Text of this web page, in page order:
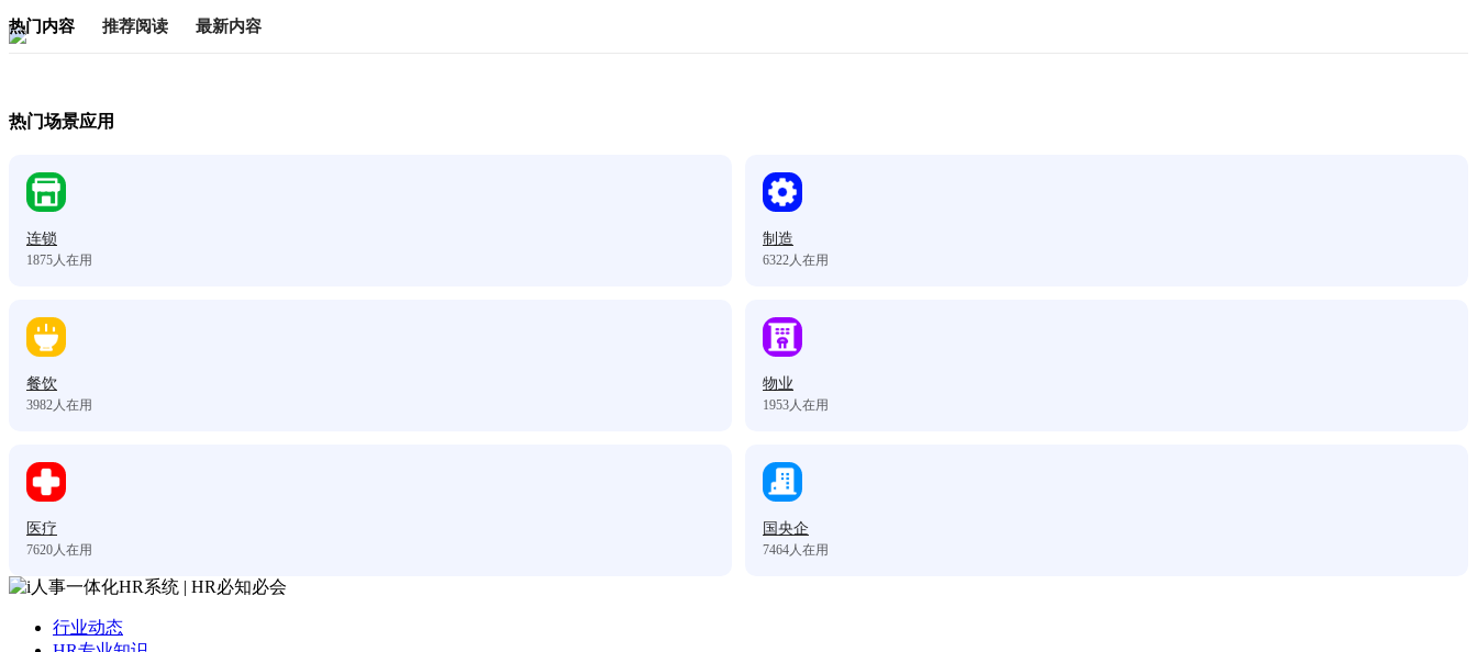
热门内容 推荐阅读 最新内容
热门场景应用
连锁
1875人在用
制造
6322人在用
餐饮
3982人在用
物业
1953人在用
医疗
7620人在用
国央企
7464人在用
行业动态